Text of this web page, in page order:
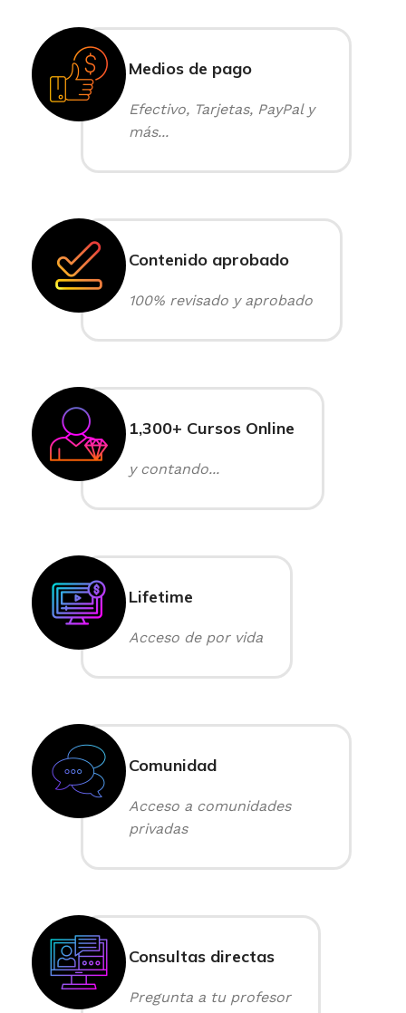
Medios de pago
Efectivo, Tarjetas, PayPal y
más...
Contenido aprobado
100% revisado y aprobado
1,300+ Cursos Online
y contando...
Lifetime
Acceso de por vida
Comunidad
Acceso a comunidades
privadas
Consultas directas
Pregunta a tu profesor